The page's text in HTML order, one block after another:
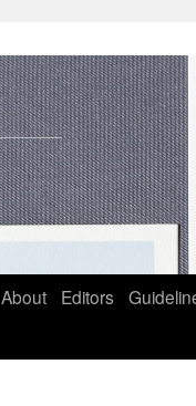
About Editors